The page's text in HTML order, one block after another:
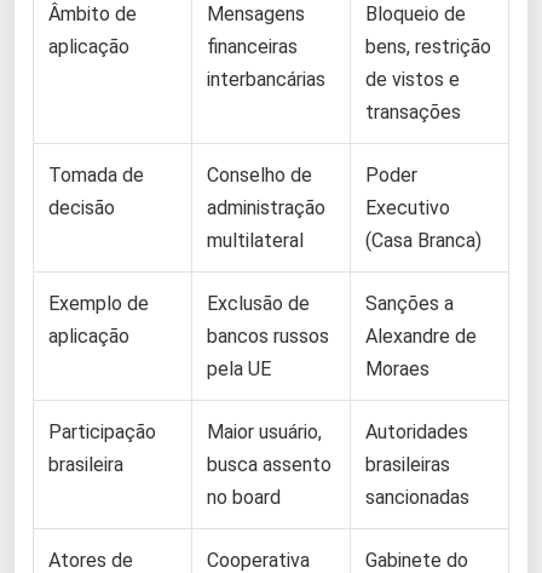
Âmbito de
aplicação
Mensagens
financeiras
interbancárias
Bloqueio de
bens, restrição
de vistos e
transações
Tomada de
decisão
Conselho de
administração
multilateral
Poder
Executivo
(Casa Branca)
Exemplo de
aplicação
Exclusão de
bancos russos
pela UE
Sanções a
Alexandre de
Moraes
Participação
brasileira
Maior usuário,
busca assento
no board
Autoridades
brasileiras
sancionadas
Atores de
Cooperativa
Gabinete do